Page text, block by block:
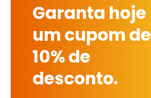
Garanta hoje
um cupom de
10% de
desconto.